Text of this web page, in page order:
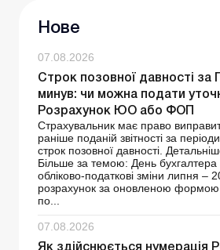
Нове
07.08.2026
Строк позовної давності за
минув: чи можна подати
Розрахунок ЮО або ФОП
Страхувальник має право
раніше поданій звітності за
строк позовної давності.
Більше за темою: День бухгалтера
обліково-податкові зміни липня –
розрахунок за оновленою
по...
07.08.2026
Як здійснюється нумерація